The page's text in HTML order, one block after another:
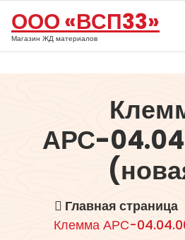
содержимому
ООО «ВСП33»
Магазин ЖД материалов
АРС-
Главная страница
Клемма АРС-